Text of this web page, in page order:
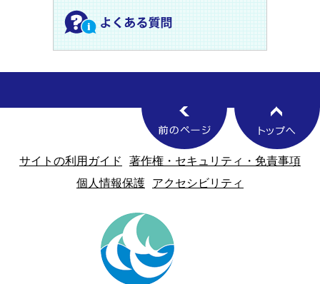
サイトの利用ガイド
著作権・セキュリティ・免責事項
個人情報保護
アクセシビリティ